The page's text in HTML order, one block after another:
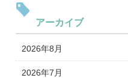
アーカイブ
2026年8月
2026年7月